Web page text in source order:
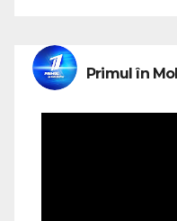
Primul în